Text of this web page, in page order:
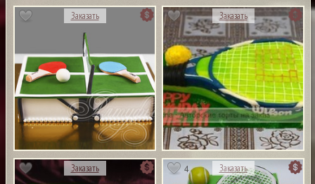
Заказать Заказать
Заказать 4 Заказать